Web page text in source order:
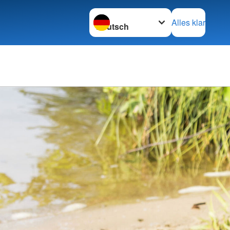
Sprache wechseln zu
Alles klar
Kind
Kleiderläden & Co.
Kleiderläden
Kleidercontainer
DRK-Suchdienst
DRK-Suchdienst
Ehrenamt & Engagement
Gesamtübersicht